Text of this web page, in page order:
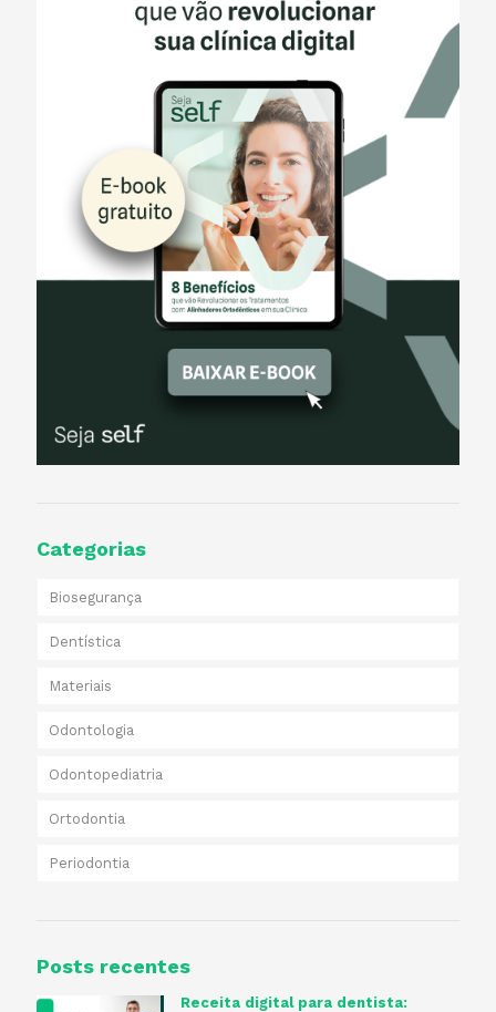
Categorias
Biosegurança
Dentística
Materiais
Odontologia
Odontopediatria
Ortodontia
Periodontia
Posts recentes
Receita digital para dentista​: